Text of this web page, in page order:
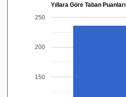
Yıllara Göre Taban Puanları
150
200
250